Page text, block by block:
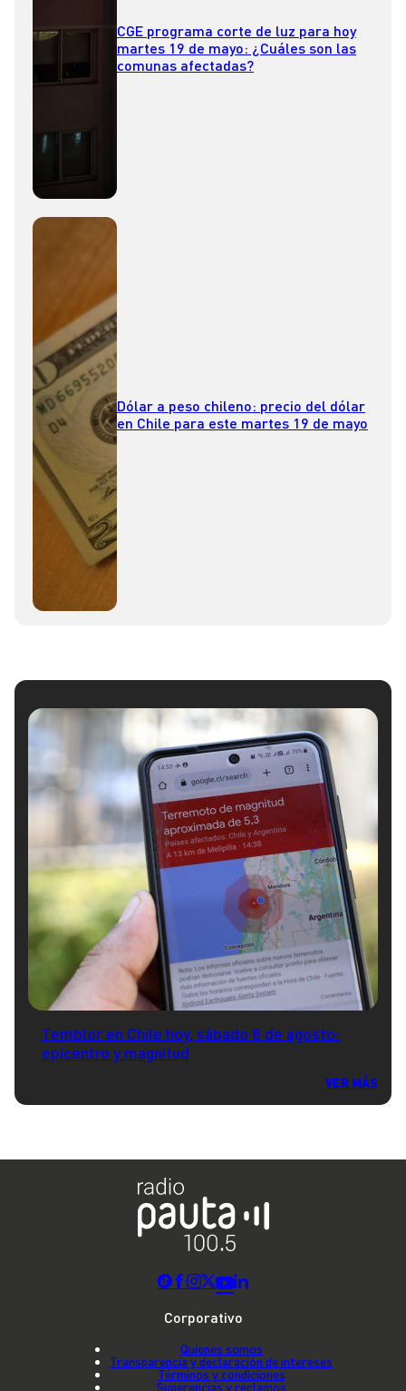
CGE programa corte de luz para hoy
martes 19 de mayo: ¿Cuáles son las
comunas afectadas?
Dólar a peso chileno: precio del dólar
en Chile para este martes 19 de mayo
Temblor en Chile hoy, sábado 8 de agosto:
epicentro y magnitud
VER MÁS
Corporativo
Quienes somos
Transparencia y declaración de intereses
Términos y condiciones
Sugerencias y reclamos